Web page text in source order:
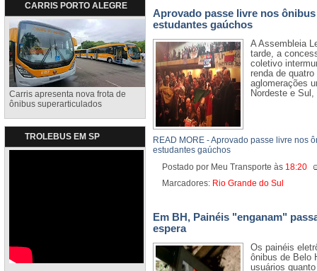
CARRIS PORTO ALEGRE
Carris apresenta nova frota de
ônibus superarticulados
TROLEBUS EM SP
Aprovado passe livre nos
estudantes gaúchos
A Assembleia
tarde, a
coletivo
renda de
aglomerações
Nordeste e
READ MORE - Aprovado passe livre nos
estudantes gaúchos
Postado por Meu Transporte às 18:20
Marcadores: Rio Grande do Sul
Em BH, Painéis "enganam"
espera
Os painéis
ônibus de Belo
usuários